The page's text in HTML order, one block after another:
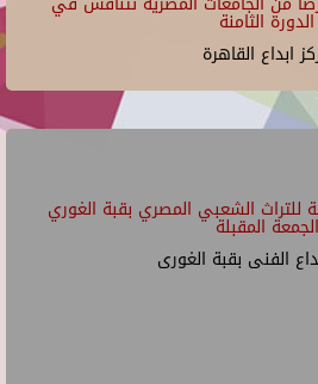
الدورة الثامنة
ابداع القاهرة
للتراث الشعبي المصري بقبة الغوري
الجمعة المقبلة
الفنى بقبة الغورى